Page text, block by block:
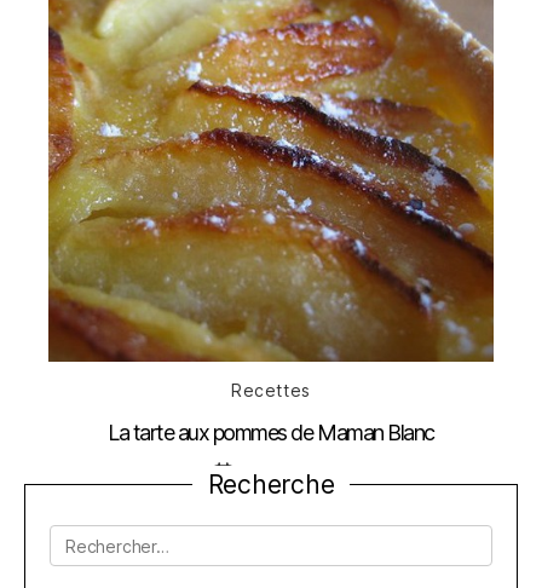
Catégories
Recettes
La tarte aux pommes de Maman Blanc
Date
de
26 avril 2010
Recherche
Rechercher :